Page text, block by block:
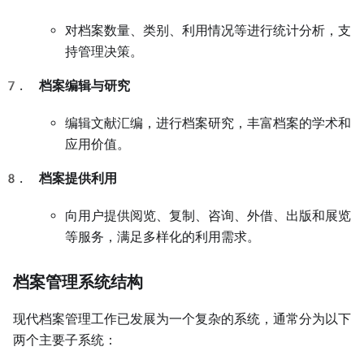
对档案数量、类别、利用情况等进行统计分析，支
持管理决策。
档案编辑与研究
编辑文献汇编，进行档案研究，丰富档案的学术和
应用价值。
档案提供利用
向用户提供阅览、复制、咨询、外借、出版和展览
等服务，满足多样化的利用需求。
档案管理系统结构
现代档案管理工作已发展为一个复杂的系统，通常分为以下
两个主要子系统：